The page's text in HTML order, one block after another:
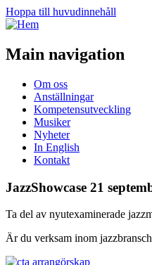
Hoppa till huvudinnehåll
Main navigation
Om oss
Anställningar
Kompetensutveckling
Musiker
Nyheter
In English
Kontakt
JazzShowcase 21
Ta del av nyutexaminerade
Är du verksam inom